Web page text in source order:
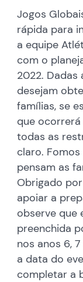
Jogos
rápida para
a equipe
com o
2022. Dadas
desejam
famílias, se
que
todas as
claro.
pensam as
Obrigado
apoiar a
observe que
preenchida
nos anos 6,
a data do
completar a